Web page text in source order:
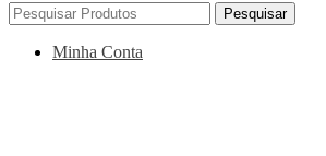
Pesquisar
por:
Pesquisar
Minha Conta